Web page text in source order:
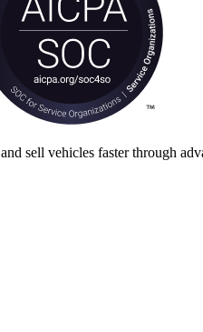
sell vehicles faster through